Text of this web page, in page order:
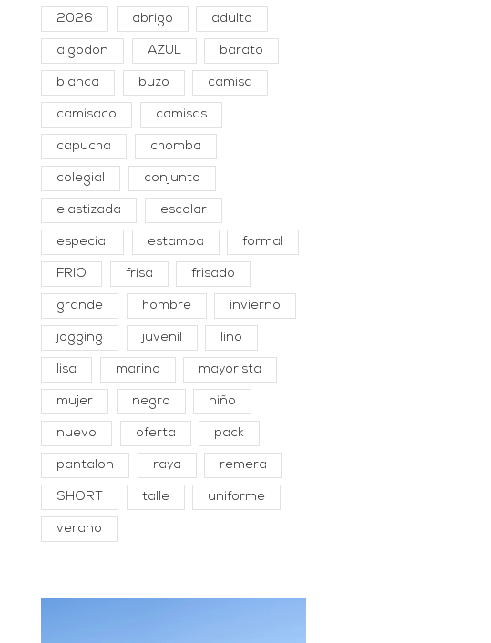
2026 abrigo adulto
algodon AZUL barato
blanca buzo camisa
camisaco camisas
capucha chomba
colegial conjunto
elastizada escolar
especial estampa formal
FRIO frisa frisado
grande hombre invierno
jogging juvenil lino
lisa marino mayorista
mujer negro niño
nuevo oferta pack
pantalon raya remera
SHORT talle uniforme
verano